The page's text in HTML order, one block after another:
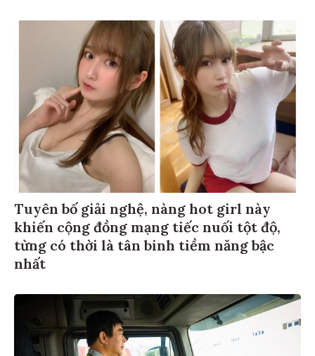
Tuyên bố giải nghệ, nàng hot girl này
khiến cộng đồng mạng tiếc nuối tột độ,
từng có thời là tân binh tiềm năng bậc
nhất